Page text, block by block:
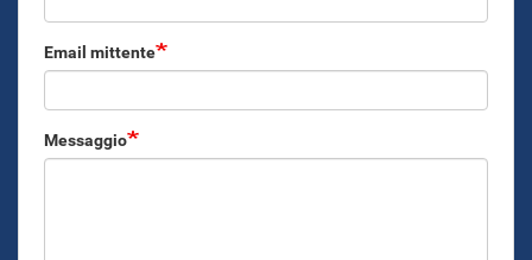
Email mittente
Messaggio